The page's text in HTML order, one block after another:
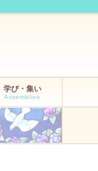
学び・集い
Assemblies